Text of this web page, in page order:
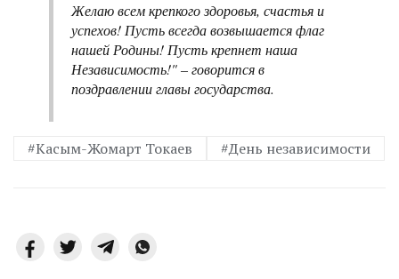
Желаю всем крепкого здоровья, счастья и
успехов! Пусть всегда возвышается флаг
нашей Родины! Пусть крепнет наша
Независимость!" – говорится в
поздравлении главы государства.
#Касым-Жомарт Токаев #День независимости